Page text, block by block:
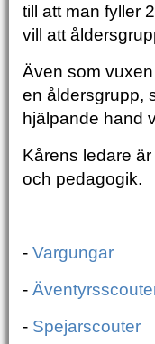
till att man fyller
vill att
Även som
en åldersgrupp,
hjälpande hand
Kårens ledare
och pedagogik.
- Vargungar
-
- Spejarscouter